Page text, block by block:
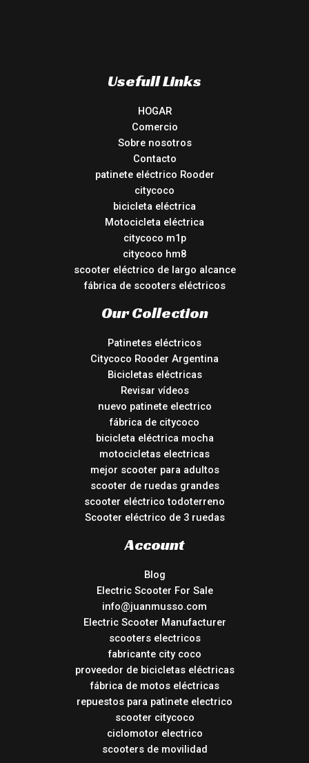
Usefull Links
HOGAR
Comercio
Sobre nosotros
Contacto
patinete eléctrico Rooder
citycoco
bicicleta eléctrica
Motocicleta eléctrica
citycoco m1p
citycoco hm8
scooter eléctrico de largo alcance
fábrica de scooters eléctricos
Our Collection
Patinetes eléctricos
Citycoco Rooder Argentina
Bicicletas eléctricas
Revisar vídeos
nuevo patinete electrico
fábrica de citycoco
bicicleta eléctrica mocha
motocicletas electricas
mejor scooter para adultos
scooter de ruedas grandes
scooter eléctrico todoterreno
Scooter eléctrico de 3 ruedas
Account
Blog
Electric Scooter For Sale
info@juanmusso.com
Electric Scooter Manufacturer
scooters electricos
fabricante city coco
proveedor de bicicletas eléctricas
fábrica de motos eléctricas
repuestos para patinete electrico
scooter citycoco
ciclomotor electrico
scooters de movilidad